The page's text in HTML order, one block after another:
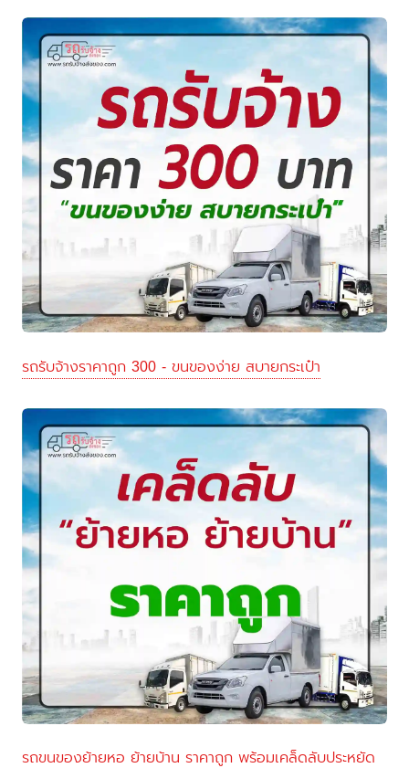
รถรับจ้างราคาถูก 300 - ขนของง่าย สบายกระเป๋า
รถขนของย้ายหอ ย้ายบ้าน ราคาถูก พร้อมเคล็ดลับประหยัด